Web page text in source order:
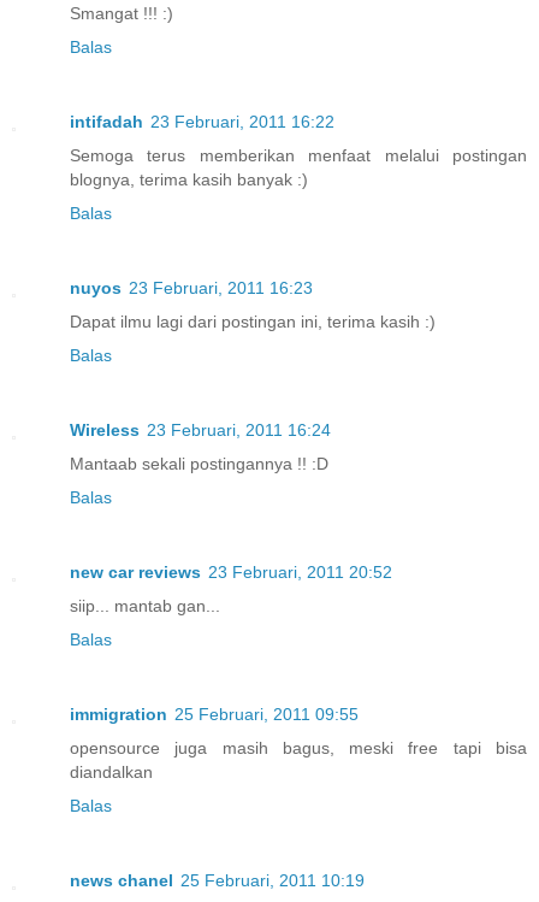
Smangat !!! :)
Balas
intifadah 23 Februari, 2011 16:22
Semoga terus memberikan menfaat melalui postingan
blognya, terima kasih banyak :)
Balas
nuyos 23 Februari, 2011 16:23
Dapat ilmu lagi dari postingan ini, terima kasih :)
Balas
Wireless 23 Februari, 2011 16:24
Mantaab sekali postingannya !! :D
Balas
new car reviews 23 Februari, 2011 20:52
siip... mantab gan...
Balas
immigration 25 Februari, 2011 09:55
opensource juga masih bagus, meski free tapi bisa
diandalkan
Balas
news chanel 25 Februari, 2011 10:19